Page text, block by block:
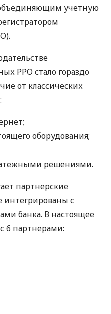
учетную
РРО стало гораздо
от классических
оборудования;
решениями.
партнерские
интегрированы с
банка. В настоящее
6 партнерами: